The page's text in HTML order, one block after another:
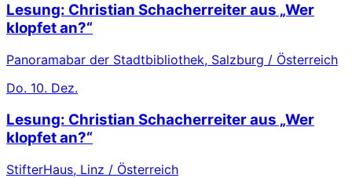
Lesung: Christian Schacherreiter aus „Wer
klopfet an?“
Panoramabar der Stadtbibliothek, Salzburg / Österreich
Do. 10. Dez.
Lesung: Christian Schacherreiter aus „Wer
klopfet an?“
StifterHaus, Linz / Österreich